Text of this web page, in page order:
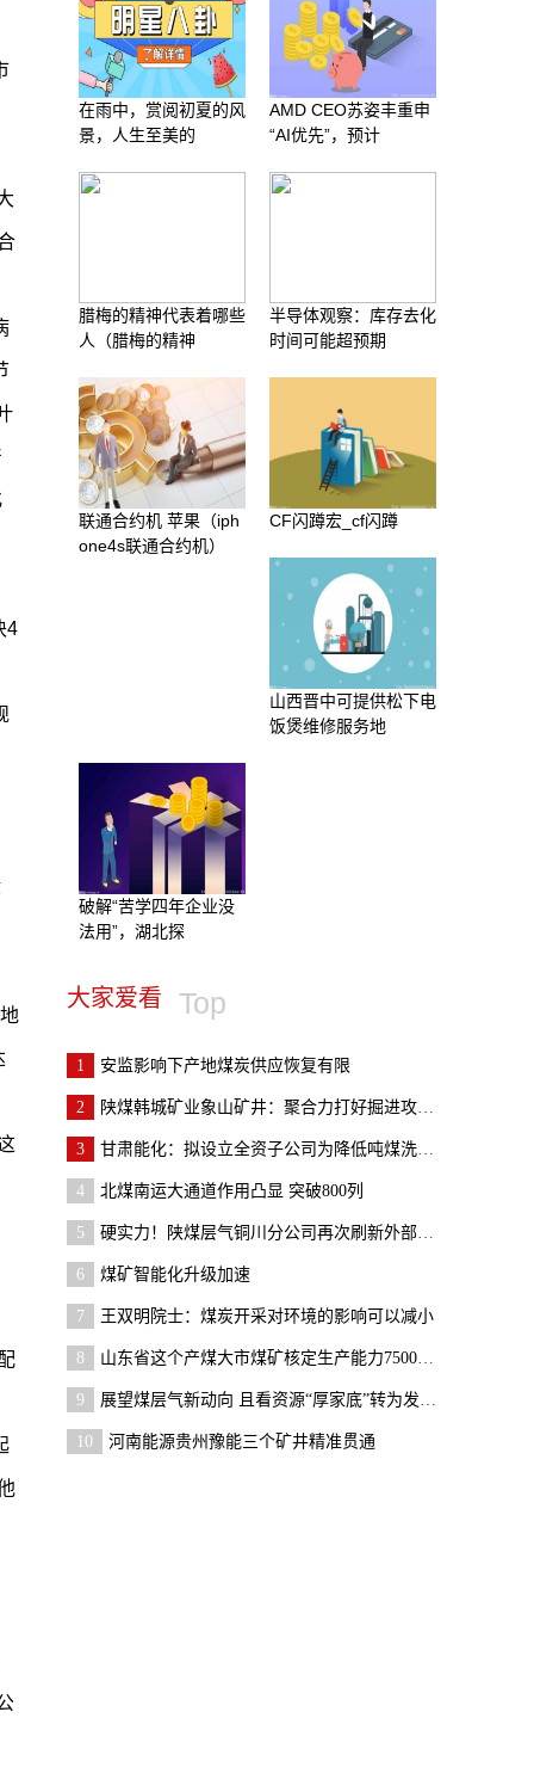
4
在雨中，赏阅初夏的风
景，人生至美的
AMD CEO苏姿丰重申
“AI优先”，预计
腊梅的精神代表着哪些
人（腊梅的精神
半导体观察：库存去化
时间可能超预期
联通合约机 苹果（iph
one4s联通合约机）
CF闪蹲宏_cf闪蹲
山西晋中可提供松下电
饭煲维修服务地
破解“苦学四年企业没
法用”，湖北探
大家爱看 Top
1 安监影响下产地煤炭供应恢复有限
2 陕煤韩城矿业象山矿井：聚合力打好掘进攻坚战
3 甘肃能化：拟设立全资子公司为降低吨煤洗选成本
4 北煤南运大通道作用凸显 突破800列
5 硬实力！陕煤层气铜川分公司再次刷新外部市场“朋友
6 煤矿智能化升级加速
7 王双明院士：煤炭开采对环境的影响可以减小
8 山东省这个产煤大市煤矿核定生产能力7500万吨/年！
9 展望煤层气新动向 且看资源“厚家底”转为发展新引
10 河南能源贵州豫能三个矿井精准贯通